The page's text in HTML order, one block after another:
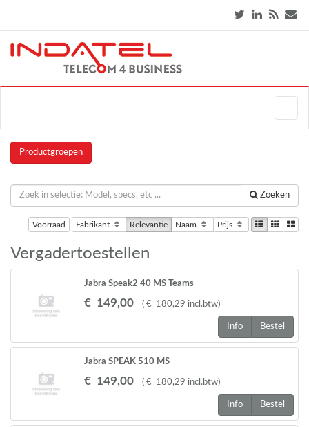
Productgroepen
Zoeken
Voorraad Fabrikant Relevantie Naam Prijs
Vergadertoestellen
Jabra Speak2 40 MS Teams
€ 149,00 ( € 180,29 incl.btw)
Info Bestel
Jabra SPEAK 510 MS
€ 149,00 ( € 180,29 incl.btw)
Info Bestel